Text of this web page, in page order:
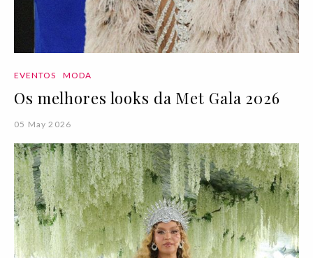
EVENTOS MODA
Os melhores looks da Met Gala 2026
05 May 2026